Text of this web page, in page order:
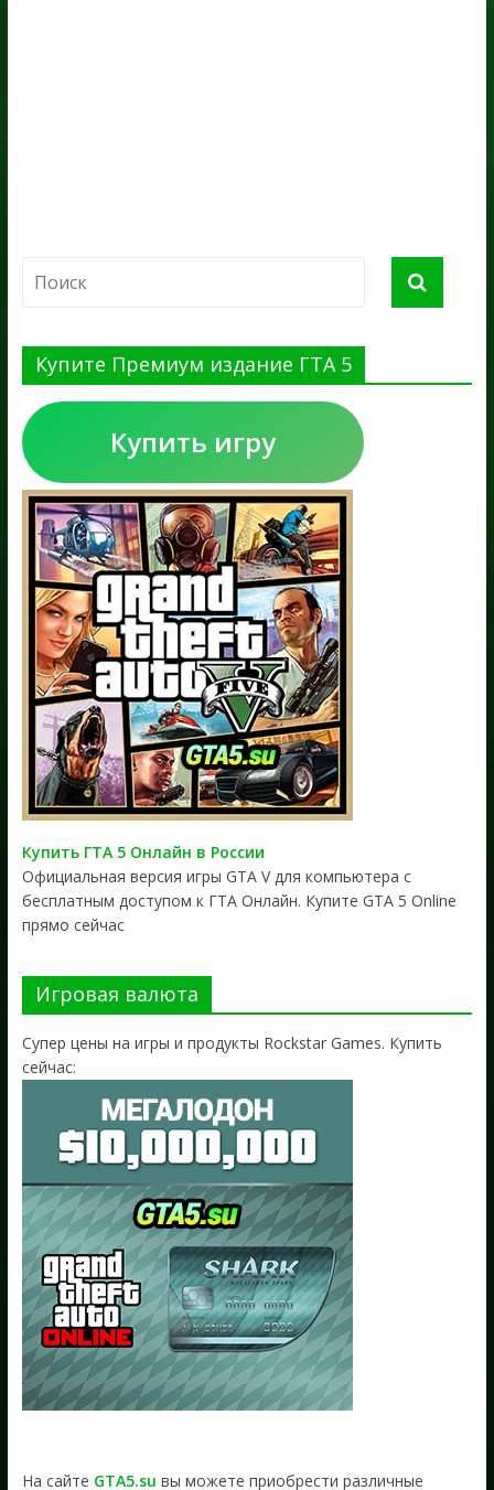
Купите Премиум издание ГТА 5
Купить игру
Купить ГТА 5 Онлайн в России
Официальная версия игры GTA V для компьютера с
бесплатным доступом к ГТА Онлайн. Купите GTA 5 Online
прямо сейчас
Игровая валюта
Супер цены на игры и продукты Rockstar Games. Купить
сейчас:
На сайте GTA5.su вы можете приобрести различные